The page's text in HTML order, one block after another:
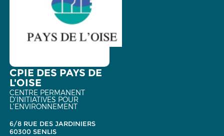
CPIE DES PAYS DE
L'OISE
CENTRE PERMANENT
D'INITIATIVES POUR
L'ENVIRONNEMENT
6/8 RUE DES JARDINIERS
60300 SENLIS